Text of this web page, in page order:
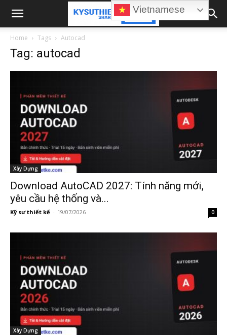
Home Tags Autocad
Tag: autocad
Xây Dựng
Download AutoCAD 2027: Tính năng mới,
yêu cầu hệ thống và...
Kỹ sư thiết kế - 19/07/2026 0
Xây Dựng
Vietnamese